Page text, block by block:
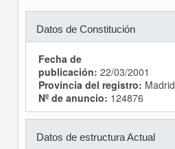
Datos de Constitución
Fecha de
publicación: 22/03/2001
Provincia del registro: Madrid
Nº de anuncio: 124876
Datos de estructura Actual